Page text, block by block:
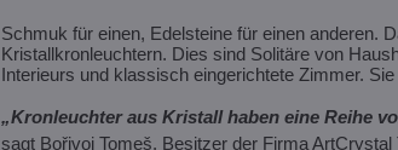
Schmuk für einen, Edelsteine für einen anderen.
Kristallkronleuchtern. Dies sind Solitäre von
Interieurs und klassisch eingerichtete Zimmer.
„Kronleuchter aus Kristall haben eine Reihe
sagt Bořivoj Tomeš, Besitzer der Firma